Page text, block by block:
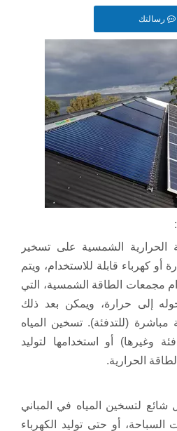
رسالتك
الشمسية على تسخير
كهرباء قابلة للاستخدام، ويتم
مجمعات الطاقة الشمسية، التي
إلى حرارة، ويمكن بعد ذلك
مباشرة (للتدفئة). تسخين المياه
وغيرها) أو استخدامها لتوليد
الحرارية.
شائع لتسخين المياه في المباني
السباحة، أو حتى توليد الكهرباء